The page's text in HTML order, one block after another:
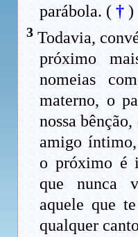
parábola. ( †)
3 Todavia,
próximo
nomeias
materno, o
nossa
amigo
o próximo é
que nunca
aquele que
qualquer